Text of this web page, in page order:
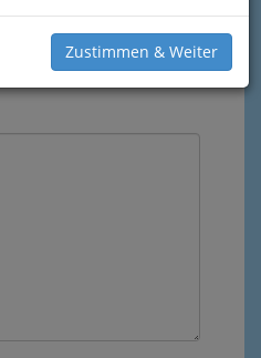
Zustimmen & Weiter